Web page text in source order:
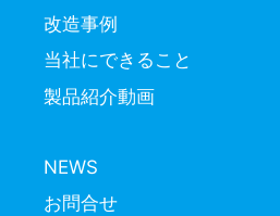
改造事例
当社にできること
製品紹介動画
NEWS
お問合せ